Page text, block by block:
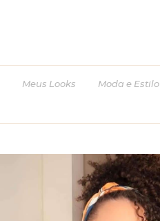
Meus Looks Moda e Estilo